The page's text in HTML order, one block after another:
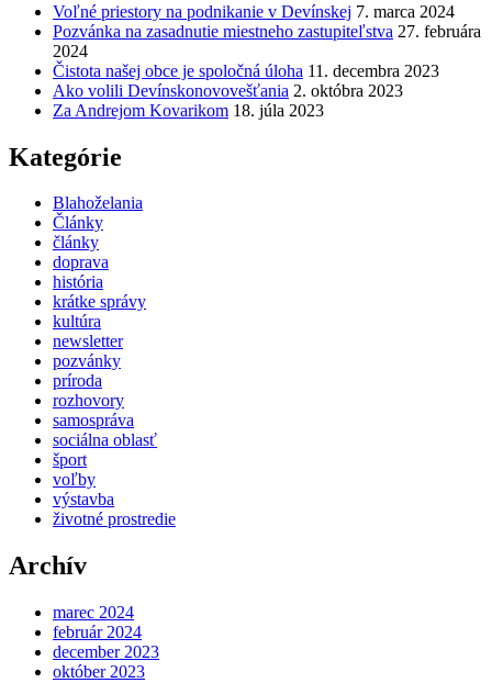
Voľné priestory na podnikanie v Devínskej 7. marca 2024
Pozvánka na zasadnutie miestneho zastupiteľstva 27. februára
2024
Čistota našej obce je spoločná úloha 11. decembra 2023
Ako volili Devínskonovovešťania 2. októbra 2023
Za Andrejom Kovarikom 18. júla 2023
Kategórie
Blahoželania
Články
články
doprava
história
krátke správy
kultúra
newsletter
pozvánky
príroda
rozhovory
samospráva
sociálna oblasť
šport
voľby
výstavba
životné prostredie
Archív
marec 2024
február 2024
december 2023
október 2023